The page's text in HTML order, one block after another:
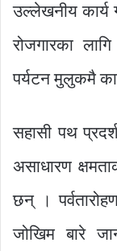
उल्लेखनीय कार्य
रोजगारका
पर्यटन मुलुकमै
सहासी पथ
असाधारण
छन् ।
जोखिम बारे